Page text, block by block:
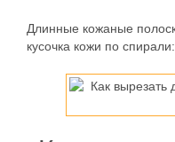
Длинные кожаные
кусочка кожи по спирали: